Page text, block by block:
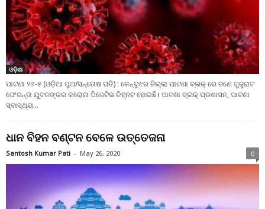
ଓଡ଼ିଶା
ପାଟଣା ୨୬-୫ (ଓଡ଼ିଆ ପୁଅ/ସନ୍ତୋଷ ପତି) : କେନ୍ଦୁଝର ଜିଲ୍ଲା ପାଟଣା ବ୍ଲକ୍ ରେ ଜଣେ ଗୁଜୁରାଟ
ଫେରନ୍ତା ଯୁବକଙ୍କର କରୋନା ପିଜେଟିଭ ଚିହ୍ନଟ ହୋଇଛି। ପାଟଣା ବ୍ଲକ୍ ପ୍ରଶାସନ, ପାଟଣା
ସ୍ବାସ୍ଥ୍ୟ...
ଧାନ ବିହନ ବଣ୍ଟନ ବେଳେ ଉତ୍ତେଜନା
Santosh Kumar Pati - May 26, 2020 0